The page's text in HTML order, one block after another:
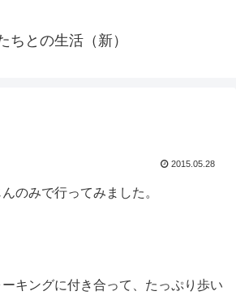
ちとの生活（新）
2015.05.28
のみで行ってみました。
キングに付き合って、たっぷり歩い